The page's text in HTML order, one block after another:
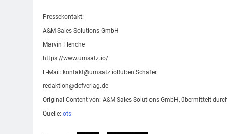
Pressekontakt:
A&M Sales Solutions GmbH
Marvin Flenche
https://www.umsatz.io/
E-Mail: kontakt@umsatz.ioRuben Schäfer
redaktion@dcfverlag.de
Original-Content von: A&M Sales Solutions GmbH, übermittelt
Quelle: ots